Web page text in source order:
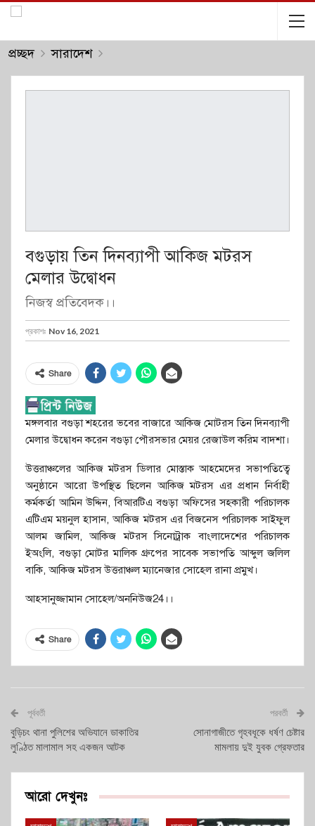
প্রচ্ছদ সারাদেশ
বগুড়ায় তিন দিনব্যাপী আকিজ মটরস
মেলার উদ্বোধন
নিজস্ব প্রতিবেদক।।
প্রকাশঃ Nov 16, 2021
Share
মঙ্গলবার বগুড়া শহরের ভবের বাজারে আকিজ মোটরস তিন দিনব্যাপী
মেলার উদ্বোধন করেন বগুড়া পৌরসভার মেয়র রেজাউল করিম বাদশা।
উত্তরাঞ্চলের আকিজ মটরস ডিলার মোস্তাক আহমেদের সভাপতিত্বে
অনুষ্ঠানে আরো উপস্থিত ছিলেন আকিজ মটরস এর প্রধান নির্বাহী
কর্মকর্তা আমিন উদ্দিন, বিআরটিএ বগুড়া অফিসের সহকারী পরিচালক
এটিএম ময়নুল হাসান, আকিজ মটরস এর বিজনেস পরিচালক সাইফুল
আলম জামিল, আকিজ মটরস সিনোট্রাক বাংলাদেশের পরিচালক
ইঅংলি, বগুড়া মোটর মালিক গ্রুপের সাবেক সভাপতি আব্দুল জলিল
বাকি, আকিজ মটরস উত্তরাঞ্চল ম্যানেজার সোহেল রানা প্রমুখ।
আহসানুজ্জামান সোহেল/অননিউজ24।।
Share
পূর্ববর্তী
বুড়িচং থানা পুলিশের অভিযানে ডাকাতির
লুণ্ঠিত মালামাল সহ একজন আটক
পরবর্তী
সোনাগাজীতে গৃহবধূকে ধর্ষণ চেষ্টার
মামলায় দুই যুবক গ্রেফতার
আরো দেখুনঃ